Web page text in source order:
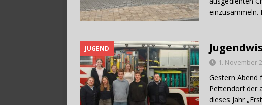
einzusammeln.
JUGEND
1. November
Gestern Abend
Pettendorf der
dieses Jahr